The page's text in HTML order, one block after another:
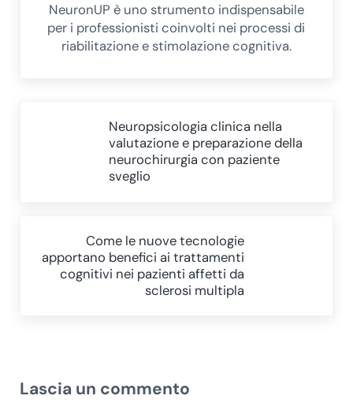
NeuronUP è uno strumento indispensabile
per i professionisti coinvolti nei processi di
riabilitazione e stimolazione cognitiva.
Neuropsicologia clinica nella
valutazione e preparazione della
neurochirurgia con paziente
sveglio
Come le nuove tecnologie
apportano benefici ai trattamenti
cognitivi nei pazienti affetti da
sclerosi multipla
Lascia un commento